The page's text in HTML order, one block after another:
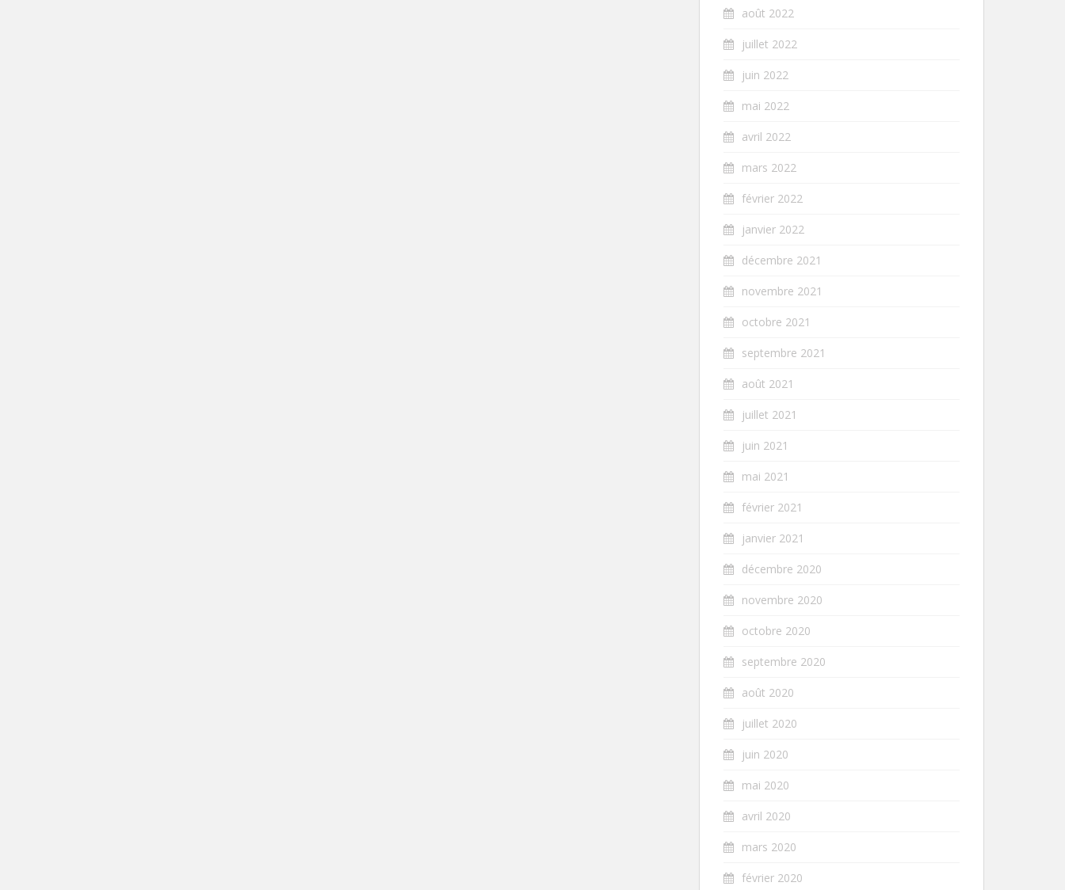
août 2022
juillet 2022
juin 2022
mai 2022
avril 2022
mars 2022
février 2022
janvier 2022
décembre 2021
novembre 2021
octobre 2021
septembre 2021
août 2021
juillet 2021
juin 2021
mai 2021
février 2021
janvier 2021
décembre 2020
novembre 2020
octobre 2020
septembre 2020
août 2020
juillet 2020
juin 2020
mai 2020
avril 2020
mars 2020
février 2020